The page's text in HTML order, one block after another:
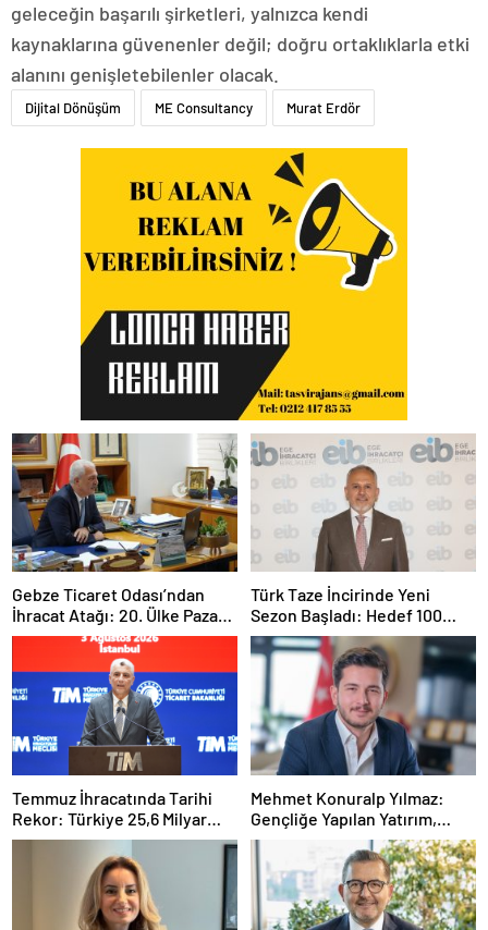
geleceğin başarılı şirketleri, yalnızca kendi
kaynaklarına güvenenler değil; doğru ortaklıklarla etki
alanını genişletebilenler olacak.
Dijital Dönüşüm ME Consultancy Murat Erdör
Gebze Ticaret Odası’ndan
İhracat Atağı: 20. Ülke Pazarı
Toplantısında Litvanya
Masaya Yatırıldı
Türk Taze İncirinde Yeni
Sezon Başladı: Hedef 100
Milyon Dolar
Temmuz İhracatında Tarihi
Rekor: Türkiye 25,6 Milyar
Dolarla Zirveye Ulaştı
Mehmet Konuralp Yılmaz:
Gençliğe Yapılan Yatırım,
Türkiye’nin En Büyük Gücü